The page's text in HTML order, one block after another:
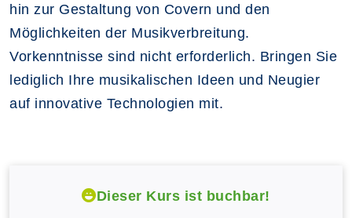
hin zur Gestaltung von Covern und den
Möglichkeiten der Musikverbreitung.
Vorkenntnisse sind nicht erforderlich. Bringen Sie
lediglich Ihre musikalischen Ideen und Neugier
auf innovative Technologien mit.
Dieser Kurs ist buchbar!